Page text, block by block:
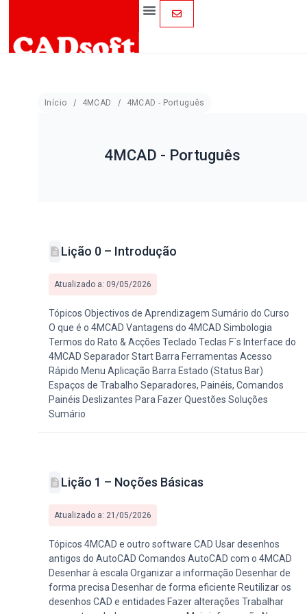
Início 4MCAD 4MCAD - Português
4MCAD - Português
Lição 0 – Introdução
Atualizado a: 09/05/2026
Tópicos Objectivos de Aprendizagem Sumário do Curso
O que é o 4MCAD Vantagens do 4MCAD Simbologia
Termos do Rato & Acções Teclado Teclas F´s Interface do
4MCAD Separador Start Barra Ferramentas Acesso
Rápido Menu Aplicação Barra Estado (Status Bar)
Espaços de Trabalho Separadores, Painéis, Comandos
Painéis Deslizantes Para Fazer Questões Soluções
Sumário
Lição 1 – Noções Básicas
Atualizado a: 21/05/2026
Tópicos 4MCAD e outro software CAD Usar desenhos
antigos do AutoCAD Comandos AutoCAD com o 4MCAD
Desenhar à escala Organizar a informação Desenhar de
forma precisa Desenhar de forma eficiente Reutilizar os
desenhos CAD e entidades Fazer alterações Trabalhar